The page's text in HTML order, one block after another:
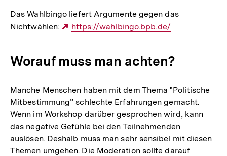
Das Wahlbingo liefert Argumente gegen das
Nichtwählen:
Externer
https://wahlbingo.bpb.de/
Worauf muss man achten?
Manche Menschen haben mit dem Thema "Politische
Mitbestimmung” schlechte Erfahrungen gemacht.
Wenn im Workshop darüber gesprochen wird, kann
das negative Gefühle bei den Teilnehmenden
auslösen. Deshalb muss man sehr sensibel mit diesen
Themen umgehen. Die Moderation sollte darauf